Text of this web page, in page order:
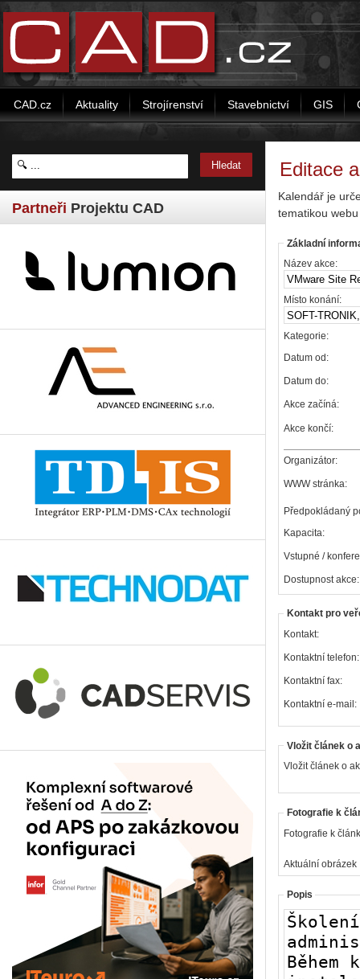
CAD.cz Aktuality Strojírenství Stavebnictví GIS
Partneři Projektu CAD
Editace
Kalendář je
tematikou
Základní
Název akce:
Místo konání:
Kategorie:
Datum od:
Datum do:
Akce začíná:
Akce končí:
Organizátor:
WWW stránka:
Předpokládaný
Kapacita:
Vstupné /
Dostupnost akce:
Kontakt pro
Kontakt:
Kontaktní telefon:
Kontaktní fax:
Kontaktní e-mail:
Vložit článek o
Vložit článek o
Fotografie k
Fotografie k
Aktuální obrázek
Popis